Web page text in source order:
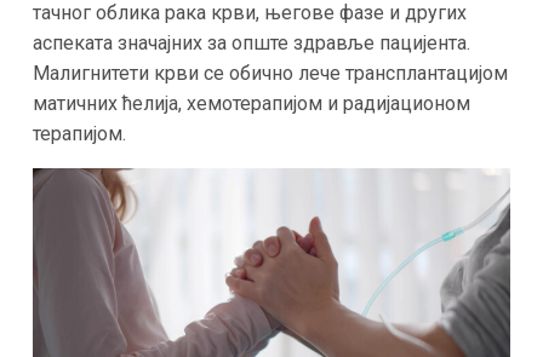
тачног облика рака крви, његове фазе и других
аспеката значајних за опште здравље пацијента.
Малигнитети крви се обично лече трансплантацијом
матичних ћелија, хемотерапијом и радијационом
терапијом.